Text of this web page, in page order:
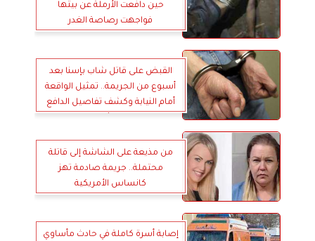
حين دافعت الأرملة عن بيتها
فواجهت رصاصة الغدر
القبض على قاتل شاب بإسنا بعد
أسبوع من الجريمة.. تمثيل الواقعة
أمام النيابة وكشف تفاصيل الدافع
من مذيعة على الشاشة إلى قاتلة
محتملة.. جريمة صادمة تهز
كانساس الأمريكية
إصابة أسرة كاملة في حادث مأساوي